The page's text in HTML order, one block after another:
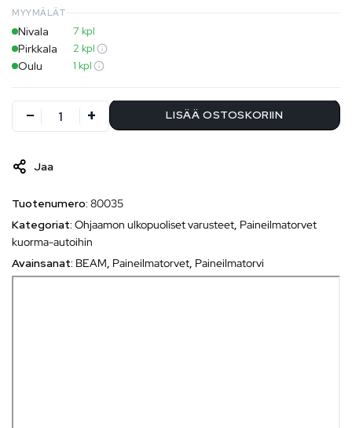
MYYMÄLÄT
Nivala 7 kpl
Pirkkala 2 kpl
Oulu 1 kpl
LISÄÄ OSTOSKORIIN
Jaa
Tuotenumero: 80035
Kategoriat: Ohjaamon ulkopuoliset varusteet, Paineilmatorvet
kuorma-autoihin
Avainsanat: BEAM, Paineilmatorvet, Paineilmatorvi